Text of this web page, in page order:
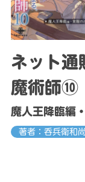
ネット通
魔術師⑩
魔人王降臨編
著者：呑兵衛和尚